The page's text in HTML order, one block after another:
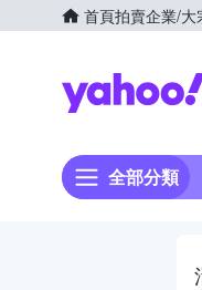
首頁拍賣企業/大
全部分類